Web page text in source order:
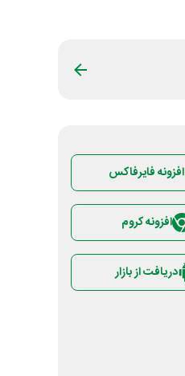
افزونه فایرفاکس
افزونه کروم
دریافت از بازار